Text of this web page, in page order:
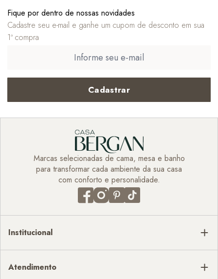
Fique por dentro de nossas novidades
Cadastre seu e-mail e ganhe um cupom de desconto em sua
1ª compra
Cadastrar
Marcas selecionadas de cama, mesa e banho
para transformar cada ambiente da sua casa
com conforto e personalidade.
Institucional
Atendimento